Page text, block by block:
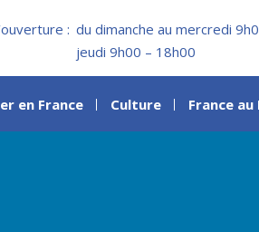
: du dimanche au mercredi
jeudi 9h00 – 18h00
en France Culture France